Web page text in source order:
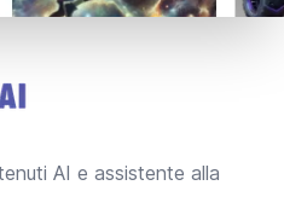
AI e assistente alla